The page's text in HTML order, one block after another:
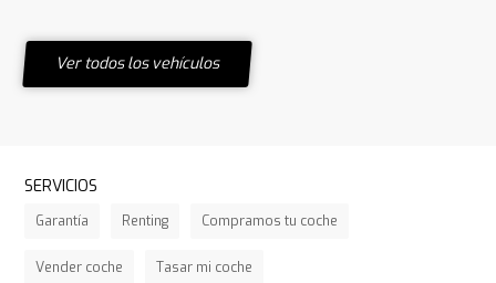
Ver todos los vehículos
SERVICIOS
Garantía Renting Compramos tu coche
Vender coche Tasar mi coche